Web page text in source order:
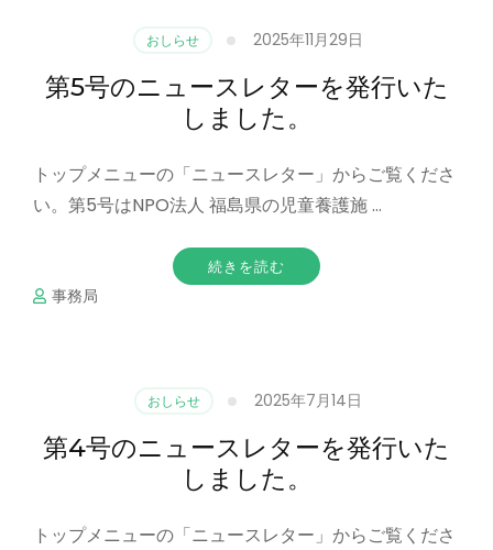
おしらせ 2025年11月29日
第5号のニュースレターを発行いた
しました。
トップメニューの「ニュースレター」からご覧くださ
い。第5号はNPO法人 福島県の児童養護施 …
続きを読む
事務局
おしらせ 2025年7月14日
第4号のニュースレターを発行いた
しました。
トップメニューの「ニュースレター」からご覧くださ